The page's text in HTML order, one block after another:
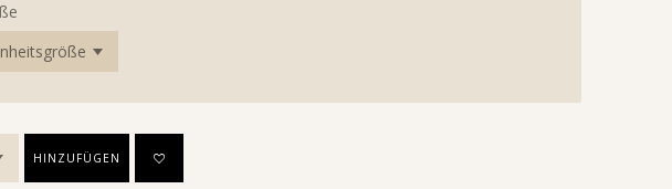
HINZUFÜGEN